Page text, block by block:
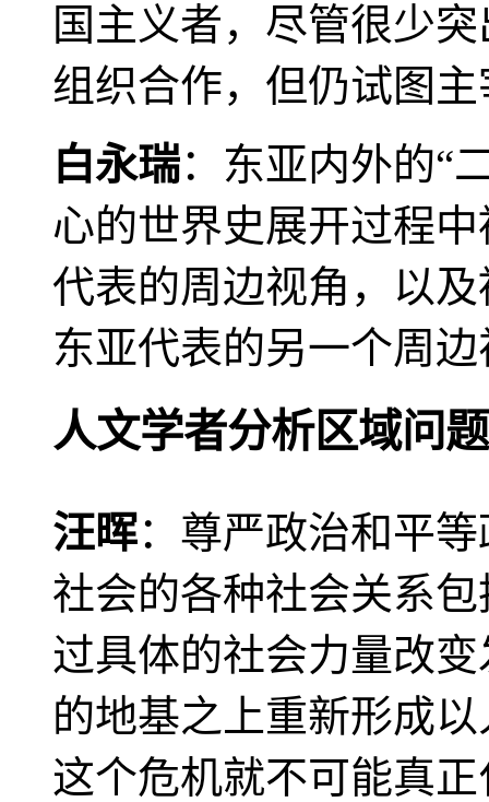
国主义者，尽管很少
组织合作，但仍试图
白永瑞：东亚内外的“
心的世界史展开过程
代表的周边视角，以
东亚代表的另一个周
人文学者分析区域问题
汪晖：尊严政治和平
社会的各种社会关系
过具体的社会力量改
的地基之上重新形成
这个危机就不可能真